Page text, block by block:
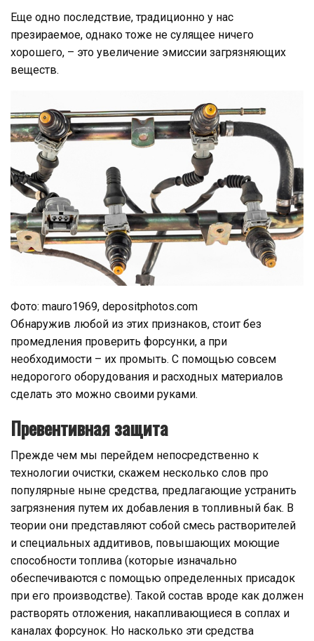
Еще одно последствие, традиционно у нас
презираемое, однако тоже не сулящее ничего
хорошего, – это увеличение эмиссии загрязняющих
веществ.
Фото: mauro1969, depositphotos.com
Обнаружив любой из этих признаков, стоит без
промедления проверить форсунки, а при
необходимости – их промыть. С помощью совсем
недорогого оборудования и расходных материалов
сделать это можно своими руками.
Превентивная защита
Прежде чем мы перейдем непосредственно к
технологии очистки, скажем несколько слов про
популярные ныне средства, предлагающие устранить
загрязнения путем их добавления в топливный бак. В
теории они представляют собой смесь растворителей
и специальных аддитивов, повышающих моющие
способности топлива (которые изначально
обеспечиваются с помощью определенных присадок
при его производстве). Такой состав вроде как должен
растворять отложения, накапливающиеся в соплах и
каналах форсунок. Но насколько эти средства